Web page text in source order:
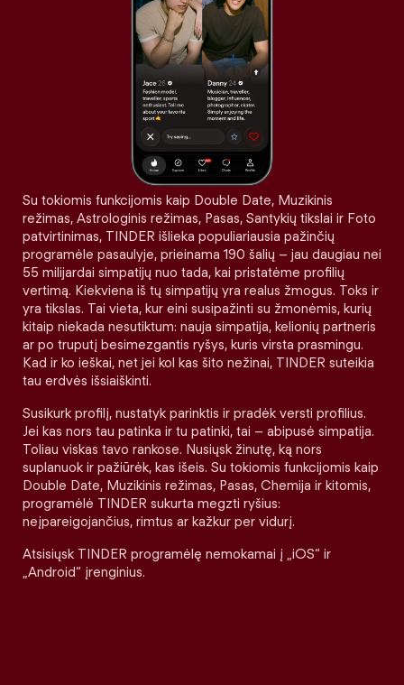
Su tokiomis funkcijomis kaip Double Date, Muzikinis
režimas, Astrologinis režimas, Pasas, Santykių tikslai ir Foto
patvirtinimas, TINDER išlieka populiariausia pažinčių
programėle pasaulyje, prieinama 190 šalių – jau daugiau nei
55 milijardai simpatijų nuo tada, kai pristatėme profilių
vertimą. Kiekviena iš tų simpatijų yra realus žmogus. Toks ir
yra tikslas. Tai vieta, kur eini susipažinti su žmonėmis, kurių
kitaip niekada nesutiktum: nauja simpatija, kelionių partneris
ar po truputį besimezgantis ryšys, kuris virsta prasmingu.
Kad ir ko ieškai, net jei kol kas šito nežinai, TINDER suteikia
tau erdvės išsiaiškinti.
Susikurk profilį, nustatyk parinktis ir pradėk versti profilius.
Jei kas nors tau patinka ir tu patinki, tai – abipusė simpatija.
Toliau viskas tavo rankose. Nusiųsk žinutę, ką nors
suplanuok ir pažiūrėk, kas išeis. Su tokiomis funkcijomis kaip
Double Date, Muzikinis režimas, Pasas, Chemija ir kitomis,
programėlė TINDER sukurta megzti ryšius:
neįpareigojančius, rimtus ar kažkur per vidurį.
Atsisiųsk TINDER programėlę nemokamai į „iOS“ ir
„Android“ įrenginius.